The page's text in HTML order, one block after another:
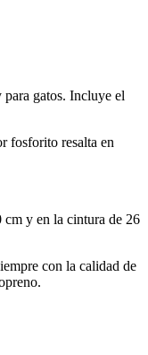
gatos. Incluye el
fosforito resalta en
cm y en la cintura de 26
con la calidad de